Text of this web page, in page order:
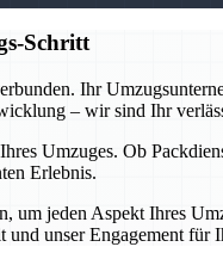
Schritt
Ihr
– wir sind Ihr
Umzuges. Ob
Erlebnis.
jeden Aspekt Ihres
und unser Engagement für